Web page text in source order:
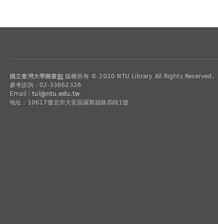
國立臺灣大學圖書館版權所有 © 2010 NTU Library All Rights Reserved.
參考諮詢：02-33662326
Email：tul@ntu.edu.tw
地址：10617臺北市大安區羅斯福路四段1號